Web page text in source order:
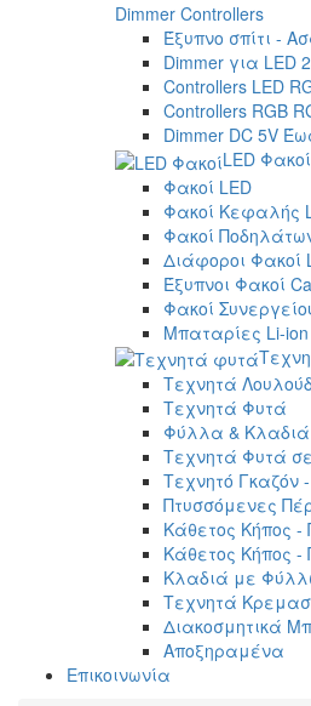
Dimmer Controllers
Έξυπνο σπίτι -
Dimmer για LED
Controllers LED
Controllers RGB
Dimmer DC 5V
LED Φακοί
Φακοί LED
Φακοί Κεφαλής
Φακοί
Διάφοροι Φακοί
Έξυπνοι Φακοί
Φακοί
Μπαταρίες Li-ion
Τεχνητά
Τεχνητά Φυτά
Φύλλα & Κλαδιά
Τεχνητά Φυτά
Τεχνητό Γκαζόν
Πτυσσόμενες
Κάθετος Κήπος
Κάθετος Κήπος
Κλαδιά με
Τεχνητά
Διακοσμητικά
Αποξηραμένα
Επικοινωνία